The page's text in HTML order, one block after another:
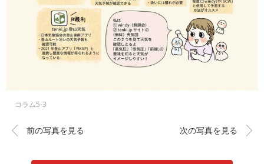
コラム5-3
前の写真を見る 次の写真を見る